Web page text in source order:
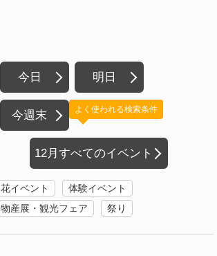
今日 明日
今週末
12月すべてのイベント
よく使われる検索条件
花イベント
体験イベント
物産展・観光フェア
祭り